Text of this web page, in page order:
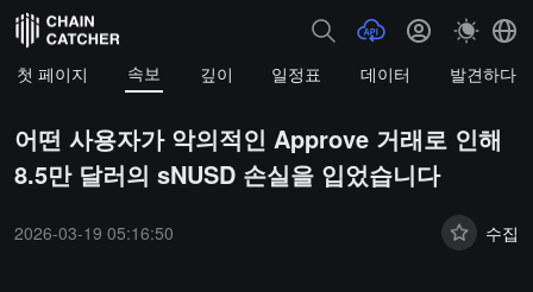
첫 페이지 속보 깊이 일정표 데이터 발견하다
어떤 사용자가 악의적인 Approve 거래로 인해
8.5만 달러의 sNUSD 손실을 입었습니다
2026-03-19 05:16:50 수집